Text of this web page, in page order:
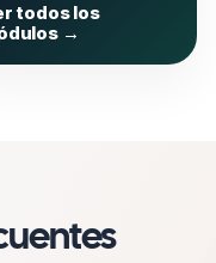
todos los
→